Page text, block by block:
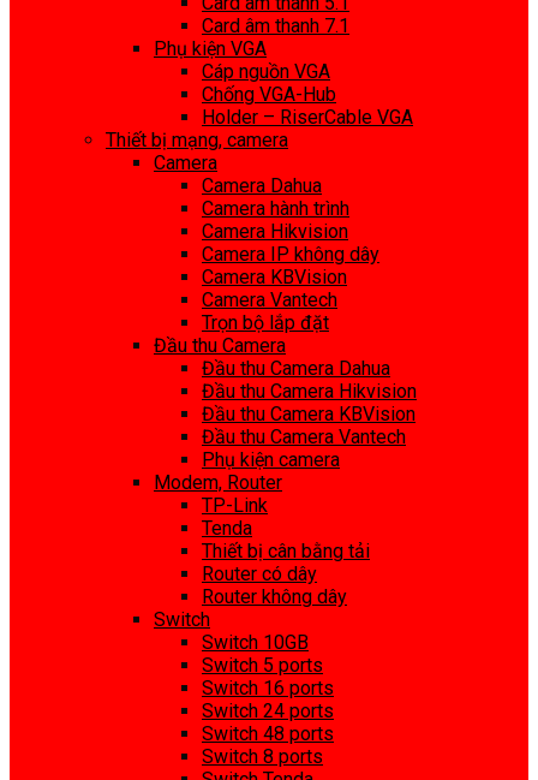
Card âm thanh 7.1
Phụ kiện VGA
Cáp nguồn VGA
Chống VGA-Hub
Holder – RiserCable VGA
Thiết bị mạng, camera
Camera
Camera Dahua
Camera hành trình
Camera Hikvision
Camera IP không dây
Camera KBVision
Camera Vantech
Trọn bộ lắp đặt
Đầu thu Camera
Đầu thu Camera Dahua
Đầu thu Camera Hikvision
Đầu thu Camera KBVision
Đầu thu Camera Vantech
Phụ kiện camera
Modem, Router
TP-Link
Tenda
Thiết bị cân bằng tải
Router có dây
Router không dây
Switch
Switch 10GB
Switch 5 ports
Switch 16 ports
Switch 24 ports
Switch 48 ports
Switch 8 ports